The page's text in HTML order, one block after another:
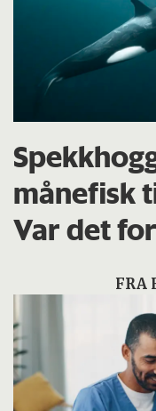
månefisk
Var det
FRA